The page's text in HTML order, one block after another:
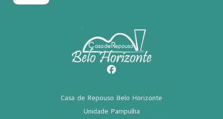
Casa de Repouso Belo Horizonte
Unidade Pampulha